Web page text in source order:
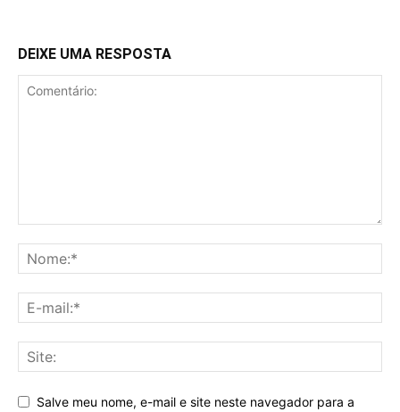
DEIXE UMA RESPOSTA
Salve meu nome, e-mail e site neste navegador para a